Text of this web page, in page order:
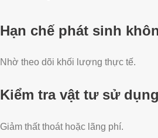
Hạn chế phát sinh
Nhờ theo dõi khối lượng thực tế.
Kiểm tra vật tư sử dụng
Giảm thất thoát hoặc lãng phí.